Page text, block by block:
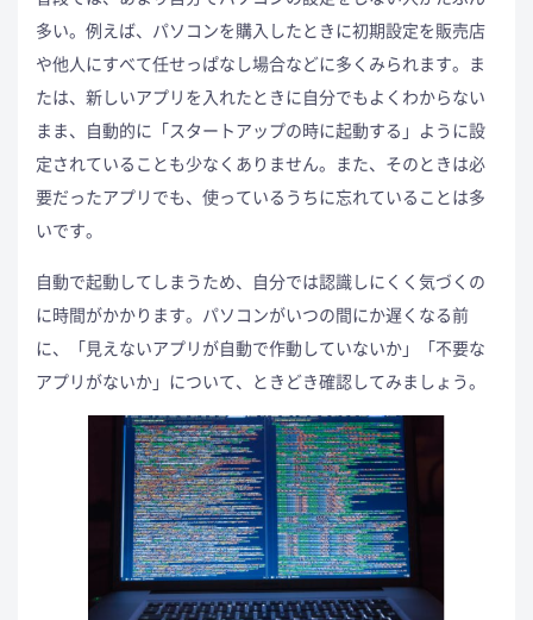
多い。例えば、パソコンを購入したときに初期設定を販売店
や他人にすべて任せっぱなし場合などに多くみられます。ま
たは、新しいアプリを入れたときに自分でもよくわからない
まま、自動的に「スタートアップの時に起動する」ように設
定されていることも少なくありません。また、そのときは必
要だったアプリでも、使っているうちに忘れていることは多
いです。
自動で起動してしまうため、自分では認識しにくく気づくの
に時間がかかります。パソコンがいつの間にか遅くなる前
に、「見えないアプリが自動で作動していないか」「不要な
アプリがないか」について、ときどき確認してみましょう。